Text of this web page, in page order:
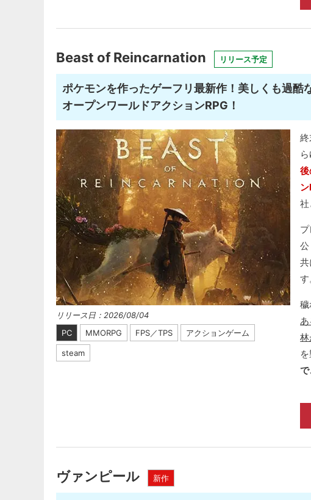
Beast of Reincarnation リリース予定
ポケモンを作ったゲーフリ最新作！美しくも過
オープンワールドアクションRPG！
リリース日：2026/08/04
PC
MMORPG FPS／TPS アクションゲーム
steam
ン
す
ヴァンピール 新作